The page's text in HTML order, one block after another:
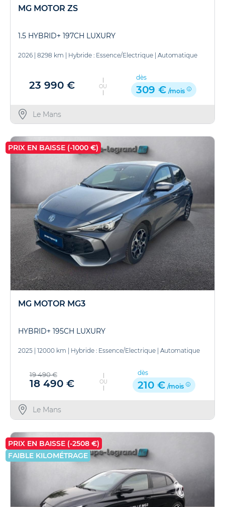
MG MOTOR ZS
1.5 HYBRID+ 197CH LUXURY
2026 | 8298 km | Hybride : Essence/Electrique | Automatique
23 990 € OU
dès
309 € /mois
Le Mans
PRIX EN BAISSE (-1000 €)
MG MOTOR MG3
HYBRID+ 195CH LUXURY
2025 12000 km Hybride : Essence/Electrique Automatique
19 490 €
18 490 € OU
dès
210 € /mois
Le Mans
PRIX EN BAISSE (-2508 €)
FAIBLE KILOMÉTRAGE